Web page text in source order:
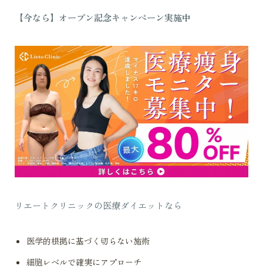
【今なら】オープン記念キャンペーン実施中
リエートクリニックの医療ダイエットなら
医学的根拠に基づく切らない施術
細胞レベルで確実にアプローチ